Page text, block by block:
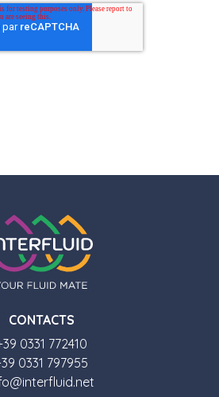
CONTACTS
0331 772410
0331 797955